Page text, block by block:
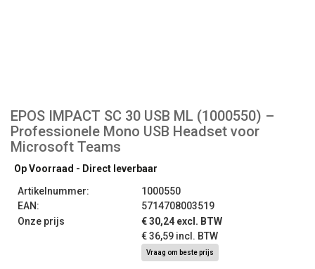
EPOS IMPACT SC 30 USB ML (1000550) –
Professionele Mono USB Headset voor
Microsoft Teams
Op Voorraad - Direct leverbaar
Artikelnummer:
1000550
EAN:
5714708003519
Onze prijs
€ 30,24 excl. BTW
€ 36,59 incl. BTW
Vraag om beste prijs